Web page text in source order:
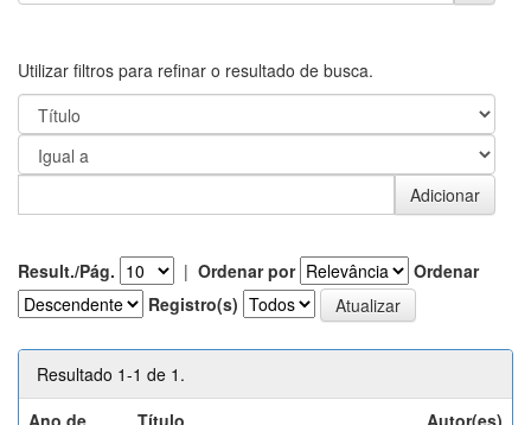
Utilizar filtros para refinar o resultado de busca.
Result./Pág. | Ordenar por
Ordenar
Registro(s)
Resultado 1-1 de 1.
Ano de
Título Autor(es)